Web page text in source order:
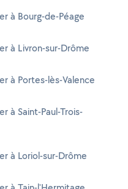
à Bourg-de-Péage
à Livron-sur-Drôme
à Portes-lès-Valence
à Saint-Paul-Trois-
à Loriol-sur-Drôme